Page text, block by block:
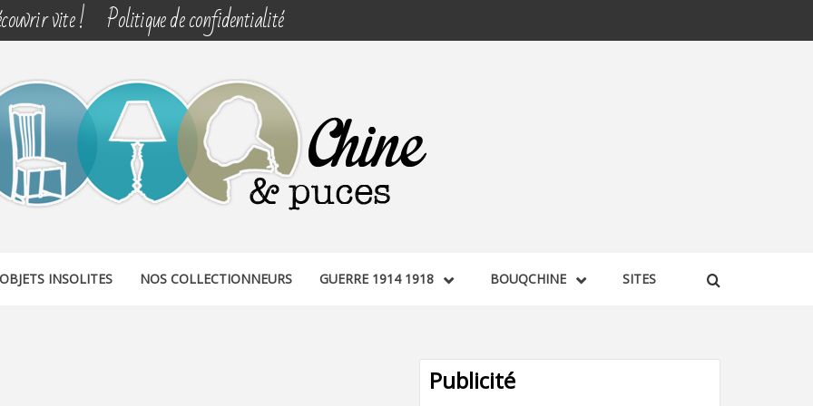
vite ! Politique de confidentialité
PUCES
OBJETS INSOLITES NOS COLLECTIONNEURS GUERRE 1914 1918 BOUQCHINE SITES
Publicité